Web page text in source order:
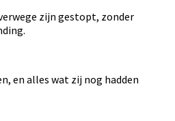
zijn gestopt, zonder
en alles wat zij nog hadden